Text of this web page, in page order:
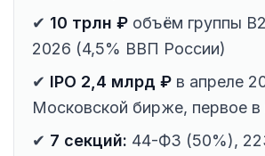
✔ 10 трлн ₽ объём группы
2026 (4,5% ВВП России)
✔ IPO 2,4 млрд ₽ в апреле
Московской бирже, первое в
✔ 7 секций: 44-ФЗ (50%),